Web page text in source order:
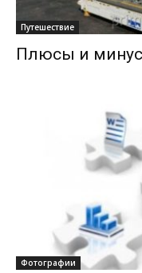
Путешествие
Плюсы и
Фотографии